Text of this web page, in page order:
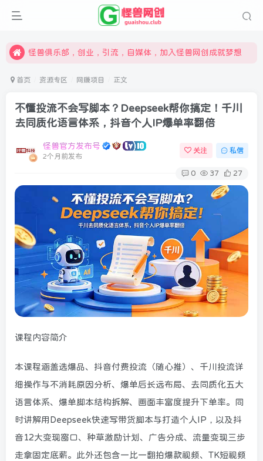
限时开通会员更享折扣，超高返佣
怪兽俱乐部，创业，引流，自媒体，加入怪兽网创成就梦想
首页 资源专区 网赚项目 正文
不懂投流不会写脚本？Deepseek帮你搞定！千川
去同质化语言体系，抖音个人IP爆单率翻倍
怪兽官方发布号
2个月前发布
关注 私信
0 37 27
课程内容简介
本课程涵盖选爆品、抖音付费投流（随心推）、千川投流详
细操作与不消耗原因分析、爆单后长远布局、去同质化五大
语言体系、爆单脚本结构拆解、画面丰富度提升下单率。同
时讲解用Deepseek快速写带货脚本与打造个人IP，以及抖
音12大变现窗口、种草激励计划、广告分成、流量变现三步
走拿固定底薪。此外还包含一比一翻拍爆款视频、TK短视频